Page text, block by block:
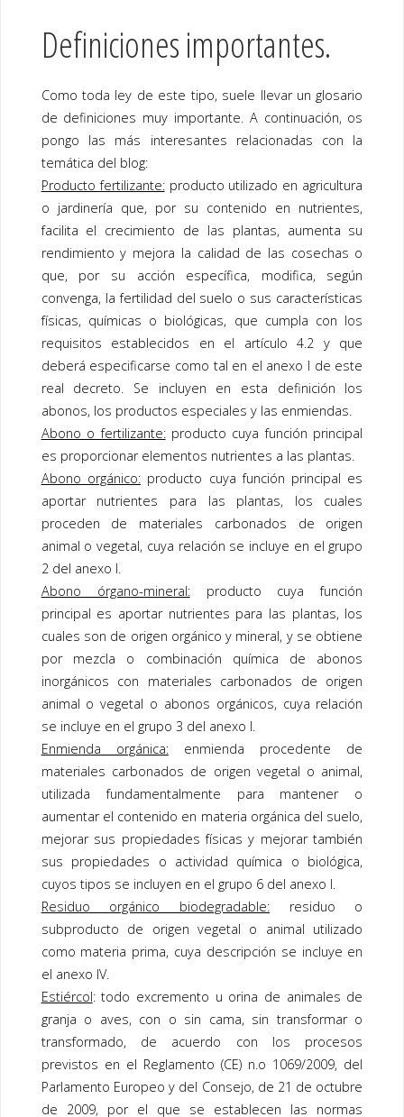
Definiciones importantes.
Como toda ley de este tipo, suele llevar un glosario
de definiciones muy importante. A continuación, os
pongo las más interesantes relacionadas con la
temática del blog:
Producto fertilizante:producto utilizado en agricultura
o jardinería que, por su contenido en nutrientes,
facilita el crecimiento de las plantas, aumenta su
rendimiento y mejora la calidad de las cosechas o
que, por su acción específica, modifica, según
convenga, la fertilidad del suelo o sus características
físicas, químicas o biológicas, que cumpla con los
requisitos establecidos en el artículo 4.2 y que
deberá especificarse como tal en el anexo I de este
real decreto. Se incluyen en esta definición los
abonos, los productos especiales y las enmiendas.
Abono o fertilizante:producto cuya función principal
es proporcionar elementos nutrientes a las plantas.
Abono orgánico:producto cuya función principal es
aportar nutrientes para las plantas, los cuales
proceden de materiales carbonados de origen
animal o vegetal, cuya relación se incluye en el grupo
2 del anexo I.
Abono órgano-mineral:producto cuya función
principal es aportar nutrientes para las plantas, los
cuales son de origen orgánico y mineral, y se obtiene
por mezcla o combinación química de abonos
inorgánicos con materiales carbonados de origen
animal o vegetal o abonos orgánicos, cuya relación
se incluye en el grupo 3 del anexo I.
Enmienda orgánica:enmienda procedente de
materiales carbonados de origen vegetal o animal,
utilizada fundamentalmente para mantener o
aumentar el contenido en materia orgánica del suelo,
mejorar sus propiedades físicas y mejorar también
sus propiedades o actividad química o biológica,
cuyos tipos se incluyen en el grupo 6 del anexo I.
Residuo orgánico biodegradable: residuo o
subproducto de origen vegetal o animal utilizado
como materia prima, cuya descripción se incluye en
el anexo IV.
Estiércol: todo excremento u orina de animales de
granja o aves, con o sin cama, sin transformar o
transformado, de acuerdo con los procesos
previstos en el Reglamento (CE) n.o 1069/2009, del
Parlamento Europeo y del Consejo, de 21 de octubre
de 2009, por el que se establecen las normas